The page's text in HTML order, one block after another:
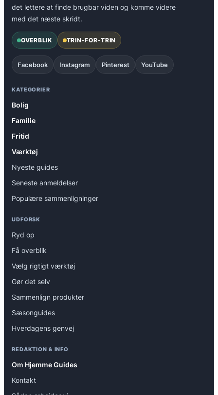
det lettere at finde brugbar viden og komme videre
med det næste skridt.
OVERBLIK TRIN-FOR-TRIN
Facebook Instagram Pinterest YouTube
KATEGORIER
Bolig
Familie
Fritid
Værktøj
Nyeste guides
Seneste anmeldelser
Populære sammenligninger
UDFORSK
Ryd op
Få overblik
Vælg rigtigt værktøj
Gør det selv
Sammenlign produkter
Sæsonguides
Hverdagens genvej
REDAKTION & INFO
Om Hjemme Guides
Kontakt